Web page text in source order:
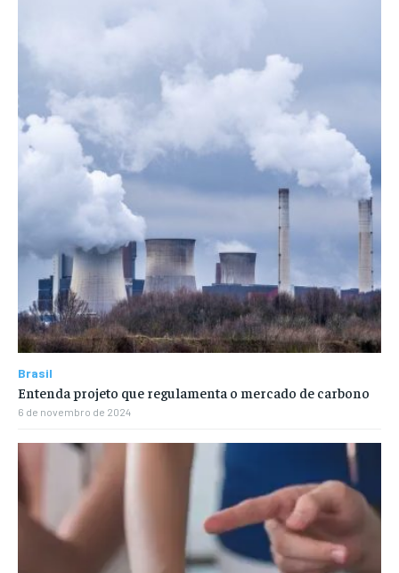
Brasil
Entenda projeto que regulamenta o mercado de carbono
6 de novembro de 2024